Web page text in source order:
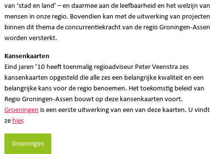
van ‘stad en land’ – en daarmee aan de leefbaarheid en het welzijn van
mensen in onze regio. Bovendien kan met de uitwerking van projecten
binnen dit thema de concurrentiekracht van de regio Groningen-Assen
worden versterkt.
Kansenkaarten
Eind jaren ’10 heeft toenmalig regioadviseur Peter Veenstra zes
kansenkaarten opgesteld die alle zes een belangrijke kwaliteit en een
belangrijke kans voor de regio benoemen. Het toekomstig beleid van
Regio Groningen-Assen bouwt op deze kansenkaarten voort.
Groeningen is een eerste uitwerking van een van deze kaarten. U vindt
ze hier.
Groeningen